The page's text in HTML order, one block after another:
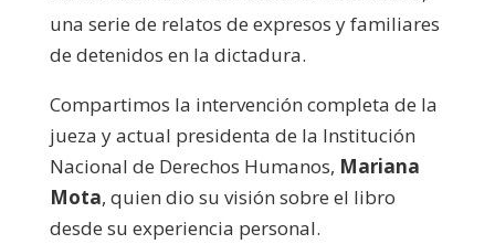
una serie de relatos de expresos y familiares
de detenidos en la dictadura.
Compartimos la intervención completa de la
jueza y actual presidenta de la Institución
Nacional de Derechos Humanos, Mariana
Mota, quien dio su visión sobre el libro
desde su experiencia personal.